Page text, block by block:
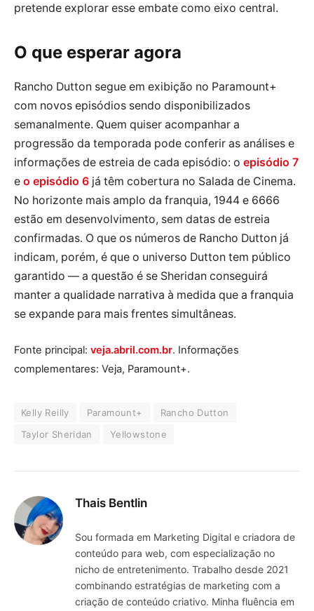
pretende explorar esse embate como eixo central.
O que esperar agora
Rancho Dutton segue em exibição no Paramount+
com novos episódios sendo disponibilizados
semanalmente. Quem quiser acompanhar a
progressão da temporada pode conferir as análises e
informações de estreia de cada episódio: o episódio 7
e o episódio 6 já têm cobertura no Salada de Cinema.
No horizonte mais amplo da franquia, 1944 e 6666
estão em desenvolvimento, sem datas de estreia
confirmadas. O que os números de Rancho Dutton já
indicam, porém, é que o universo Dutton tem público
garantido — a questão é se Sheridan conseguirá
manter a qualidade narrativa à medida que a franquia
se expande para mais frentes simultâneas.
Fonte principal: veja.abril.com.br. Informações
complementares: Veja, Paramount+.
Kelly Reilly Paramount+
Rancho Dutton
Taylor Sheridan
Yellowstone
Thais Bentlin
Sou formada em Marketing Digital e criadora de
conteúdo para web, com especialização no
nicho de entretenimento. Trabalho desde 2021
combinando estratégias de marketing com a
criação de conteúdo criativo. Minha fluência em